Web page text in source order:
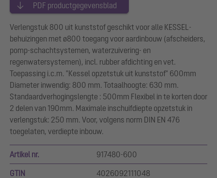
PDF productgegevensblad
Verlengstuk 800 uit kunststof geschikt voor alle KESSEL-
behuizingen met ø800 toegang voor aardinbouw (afscheiders,
pomp-schachtsystemen, waterzuivering- en
regenwatersystemen), incl. rubber afdichting en vet.
Toepassing i.c.m. "Kessel opzetstuk uit kunststof" 600mm
Diameter inwendig: 800 mm. Totaalhoogte: 630 mm.
Standaardverhogingslengte : 500mm Flexibel in te korten door
2 delen van 190mm. Maximale inschuifdiepte opzetstuk in
verlengstuk: 250 mm. Voor, volgens norm DIN EN 476
toegelaten, verdiepte inbouw.
Artikel nr. 917480-600
GTIN 4026092111048